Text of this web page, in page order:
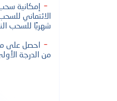
شهريًا للسحب
احصل على ما
من الدرجة